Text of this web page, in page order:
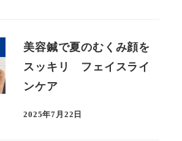
美容鍼で夏のむくみ顔を
スッキリ フェイスライ
ンケア
2025年7月22日